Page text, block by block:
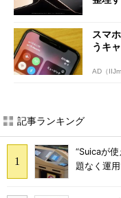
スマ
うキ
AD（
記事ランキング
“Suicaが
題なく運